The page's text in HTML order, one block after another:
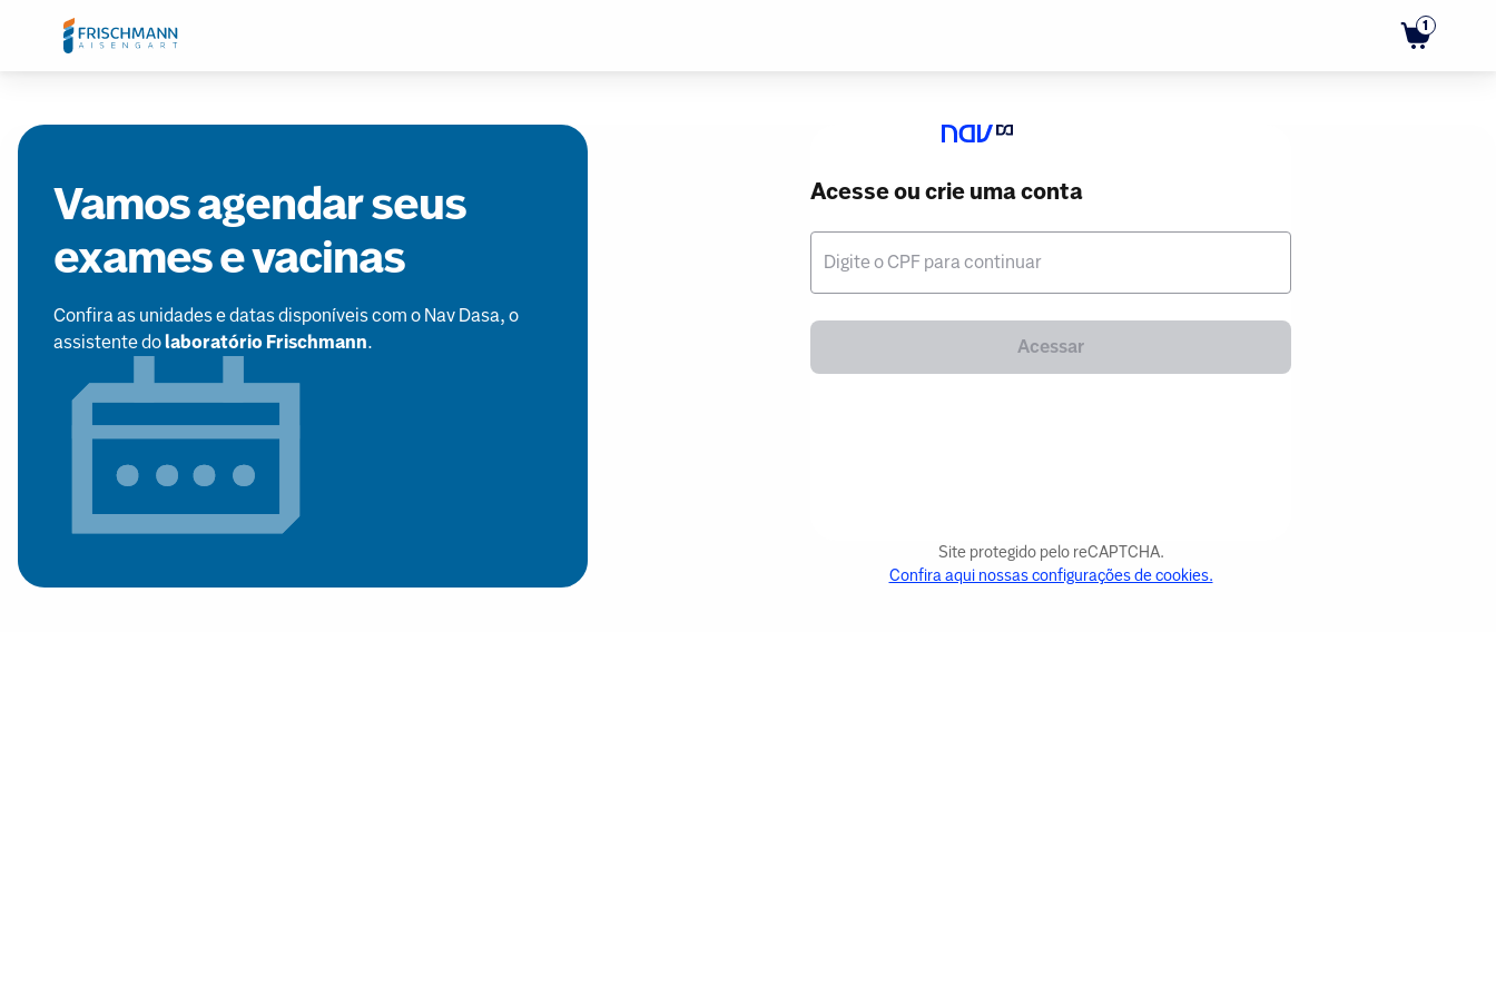
1
Vamos agendar seus
exames e vacinas
Confira as unidades e datas disponíveis com o Nav Dasa, o
assistente dolaboratório Frischmann.
Acesse ou crie uma conta
Digite o CPF para continuar
Acessar
Site protegido pelo reCAPTCHA.
Confira aqui nossas configurações de cookies.